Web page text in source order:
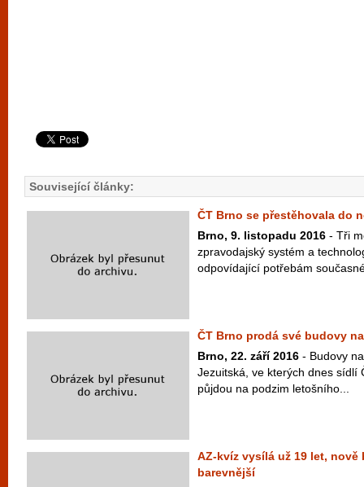
Související články:
ČT Brno se přestěhovala do
Brno, 9. listopadu 2016 - Tři
zpravodajský systém a
odpovídající potřebám
ČT Brno prodá své budovy
Brno, 22. září 2016 - Budovy
Jezuitská, ve kterých dnes sídlí
půjdou na podzim letošního...
AZ-kvíz vysílá už 19 let, nově
barevnější